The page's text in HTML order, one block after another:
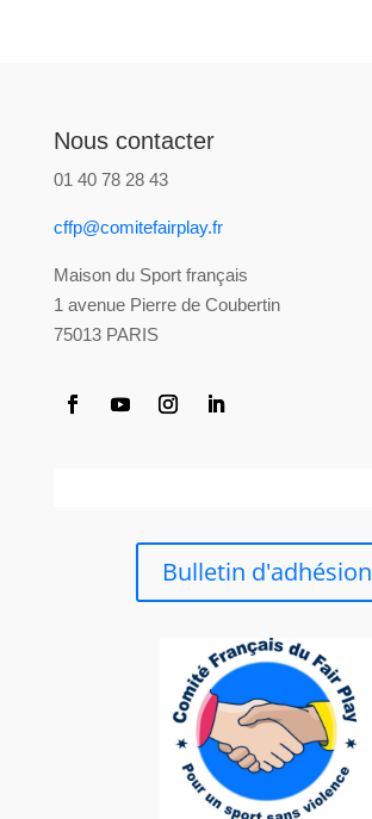
Nous contacter
01 40 78 28 43
cffp@comitefairplay.fr
Maison du Sport français
1 avenue Pierre de Coubertin
75013 PARIS
Bulletin d'adhésion